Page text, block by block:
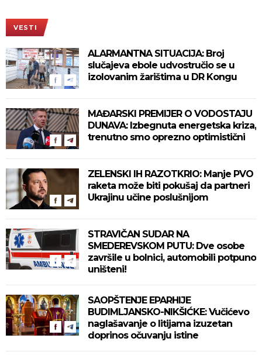
VESTI
ALARMANTNA SITUACIJA: Broj
slučajeva ebole udvostručio se u
izolovanim žarištima u DR Kongu
MAĐARSKI PREMIJER O VODOSTAJU
DUNAVA: Izbegnuta energetska kriza,
trenutno smo oprezno optimistični
ZELENSKI IH RAZOTKRIO: Manje PVO
raketa može biti pokušaj da partneri
Ukrajinu učine poslušnijom
STRAVIČAN SUDAR NA
SMEDEREVSKOM PUTU: Dve osobe
završile u bolnici, automobili potpuno
uništeni!
SAOPŠTENJE EPARHIJE
BUDIMLJANSKO-NIKŠIĆKE: Vučićevo
naglašavanje o litijama izuzetan
doprinos očuvanju istine